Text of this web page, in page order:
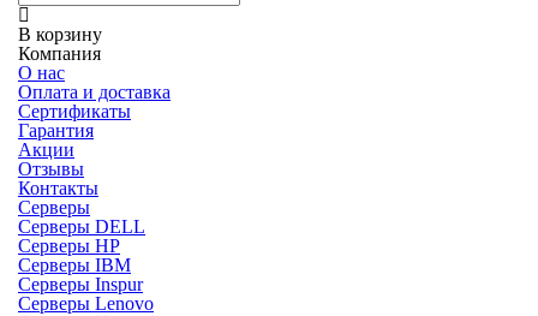
В корзину
Компания
О нас
Оплата и доставка
Сертификаты
Гарантия
Акции
Отзывы
Контакты
Серверы
Серверы DELL
Серверы HP
Серверы IBM
Серверы Inspur
Серверы Lenovo